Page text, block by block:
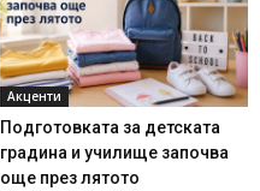
Акценти
Подготовката за детската
градина и училище започва
още през лятото